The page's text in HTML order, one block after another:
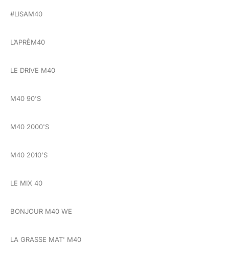
#LISAM40
L’APRÈM40
LE DRIVE M40
M40 90'S
M40 2000'S
M40 2010'S
LE MIX 40
BONJOUR M40 WE
LA GRASSE MAT' M40